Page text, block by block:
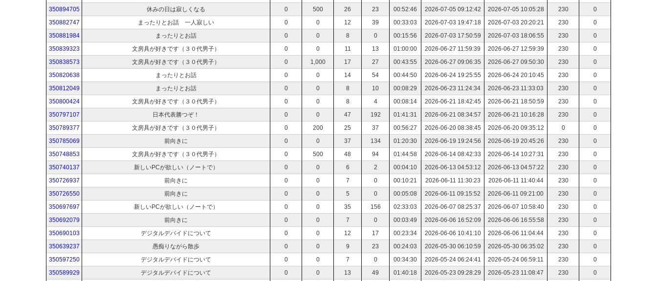
350894705
休みの日は寂しくなる 0 500 26 23 00:52:46 2026-07-05 09:12:42 2026-07-05 10:05:28 230
0
350882747
まったりとお話 一人寂しい 0 0 12 39 00:33:03 2026-07-03 19:47:18 2026-07-03 20:20:21 230
0
350881984
まったりとお話 0 0 8 0 00:15:56 2026-07-03 17:50:59 2026-07-03 18:06:55 230
0
350839323
文房具が好きです（３０代男子） 0 0 11 13 01:00:00 2026-06-27 11:59:39 2026-06-27 12:59:39 230
0
350838573
文房具が好きです（３０代男子） 0 1,000 17 27 00:43:55 2026-06-27 09:06:35 2026-06-27 09:50:30 230
0
350820638
まったりとお話 0 0 14 54 00:44:50 2026-06-24 19:25:55 2026-06-24 20:10:45 230
0
350812049
まったりとお話 0 0 8 10 00:08:29 2026-06-23 11:24:34 2026-06-23 11:33:03 230
0
350800424
文房具が好きです（３０代男子） 0 0 8 4 00:08:14 2026-06-21 18:42:45 2026-06-21 18:50:59 230
0
350797107
日本代表勝つぞ！ 0 0 47 192 01:41:31 2026-06-21 08:34:57 2026-06-21 10:16:28 230
0
350789377
文房具が好きです（３０代男子） 0 200 25 37 00:56:27 2026-06-20 08:38:45 2026-06-20 09:35:12 0
0
350785069
前向きに 0 0 37 134 01:20:30 2026-06-19 19:24:56 2026-06-19 20:45:26 230
0
350748853
文房具が好きです（３０代男子） 0 500 48 94 01:44:58 2026-06-14 08:42:33 2026-06-14 10:27:31 230
0
350740137
新しいPCが欲しい（ノートで） 0 0 6 2 00:04:10 2026-06-13 04:53:12 2026-06-13 04:57:22 230
0
350726937
前向きに 0 0 7 0 00:10:21 2026-06-11 11:30:23 2026-06-11 11:40:44 230
0
350726550
前向きに 0 0 5 0 00:05:08 2026-06-11 09:15:52 2026-06-11 09:21:00 230
0
350697697
新しいPCが欲しい（ノートで） 0 0 35 156 02:33:03 2026-06-07 08:25:37 2026-06-07 10:58:40 230
0
350692079
前向きに 0 0 7 0 00:03:49 2026-06-06 16:52:09 2026-06-06 16:55:58 230
0
350690103
デジタルデバイドについて 0 0 12 17 00:23:34 2026-06-06 10:41:10 2026-06-06 11:04:44 230
0
350639237
愚痴りながら散歩 0 0 9 23 00:24:03 2026-05-30 06:10:59 2026-05-30 06:35:02 230
0
350597250
デジタルデバイドについて 0 0 7 0 00:34:30 2026-05-24 06:24:41 2026-05-24 06:59:11 230
0
350589929
デジタルデバイドについて 0 0 13 49 01:40:18 2026-05-23 09:28:29 2026-05-23 11:08:47 230
0